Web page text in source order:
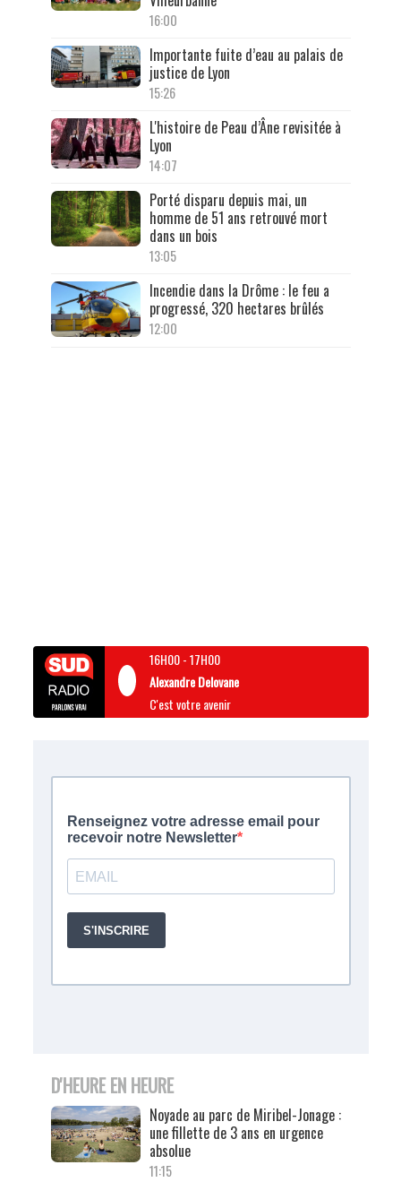
16:00
Importante fuite d’eau au palais de
justice de Lyon
15:26
L'histoire de Peau d’Âne revisitée à
Lyon
14:07
Porté disparu depuis mai, un
homme de 51 ans retrouvé mort
dans un bois
13:05
Incendie dans la Drôme : le feu a
progressé, 320 hectares brûlés
12:00
16H00-17H00
Alexandre Delovane
C'est votre avenir
D'HEURE EN HEURE
Noyade au parc de Miribel-Jonage :
une fillette de 3 ans en urgence
absolue
11:15